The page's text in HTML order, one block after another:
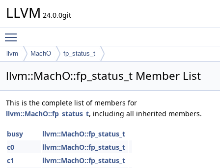
LLVM 24.0.0git
llvm MachO fp_status_t
llvm::MachO::fp_status_t Member List
This is the complete list of members for
llvm::MachO::fp_status_t, including all inherited members.
busy
llvm::MachO::fp_status_t
c0
llvm::MachO::fp_status_t
c1
llvm::MachO::fp_status_t